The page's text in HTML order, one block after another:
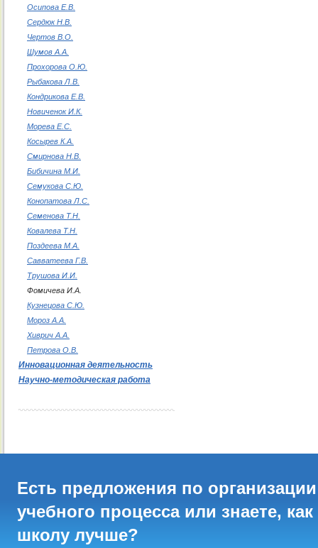
Осипова Е.В.
Сердюк Н.В.
Чертов В.О.
Шумов А.А.
Прохорова О.Ю.
Рыбакова Л.В.
Кондрикова Е.В.
Новиченок И.К.
Морева Е.С.
Косырев К.А.
Смирнова Н.В.
Бибичина М.И.
Семукова С.Ю.
Конопатова Л.С.
Семенова Т.Н.
Ковалева Т.Н.
Поздеева М.А.
Савватеева Г.В.
Трушова И.И.
Фомичева И.А.
Кузнецова С.Ю.
Мороз А.А.
Хиврич А.А.
Петрова О.В.
Инновационная деятельность
Научно-методическая работа
Есть предложения по организации
учебного процесса или знаете,
школу лучше?